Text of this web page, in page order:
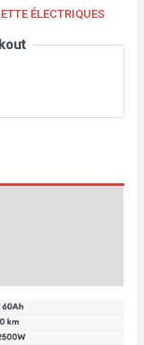
ÉLECTRIQUES